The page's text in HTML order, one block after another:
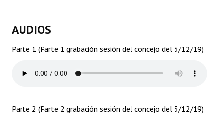
AUDIOS
Parte 1 (Parte 1 grabación sesión del concejo del 5/12/19)
Parte 2 (Parte 2 grabación sesión del concejo del 5/12/19)